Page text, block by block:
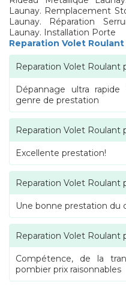
Launay. Remplacement
Launay. Réparation
Launay. Installation Porte
Reparation Volet
Reparation Volet Roulant
Dépannage ultra
genre de prestation
Reparation Volet Roulant
Excellente prestation!
Reparation Volet Roulant
Une bonne prestation du
Reparation Volet Roulant
Compétence, de la
pombier prix raisonnables